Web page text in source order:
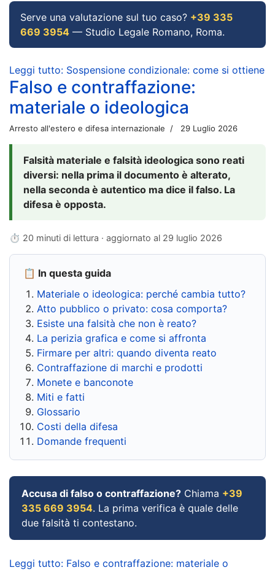
Serve una valutazione sul tuo caso? +39 335
669 3954 — Studio Legale Romano, Roma.
Leggi tutto: Sospensione condizionale: come si ottiene
Falso e contraffazione:
materiale o ideologica
Arresto all'estero e difesa internazionale 29 Luglio 2026
Falsità materiale e falsità ideologica sono reati
diversi: nella prima il documento è alterato,
nella seconda è autentico ma dice il falso. La
difesa è opposta.
⏱ 20 minuti di lettura · aggiornato al 29 luglio 2026
📋 In questa guida
Materiale o ideologica: perché cambia tutto?
Atto pubblico o privato: cosa comporta?
Esiste una falsità che non è reato?
La perizia grafica e come si affronta
Firmare per altri: quando diventa reato
Contraffazione di marchi e prodotti
Monete e banconote
Miti e fatti
Glossario
Costi della difesa
Domande frequenti
Accusa di falso o contraffazione? Chiama +39
335 669 3954. La prima verifica è quale delle
due falsità ti contestano.
Leggi tutto: Falso e contraffazione: materiale o